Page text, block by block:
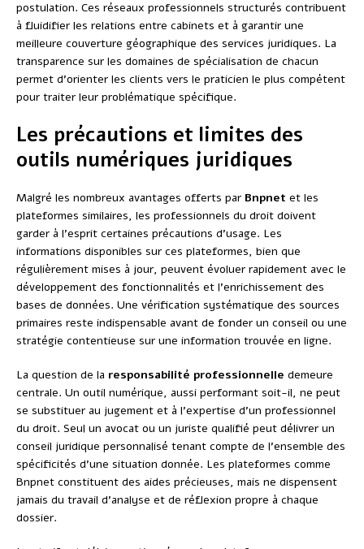
postulation. Ces réseaux professionnels structurés contribuent
à fluidifier les relations entre cabinets et à garantir une
meilleure couverture géographique des services juridiques. La
transparence sur les domaines de spécialisation de chacun
permet d’orienter les clients vers le praticien le plus compétent
pour traiter leur problématique spécifique.
Les précautions et limites des
outils numériques juridiques
Malgré les nombreux avantages offerts par Bnpnet et les
plateformes similaires, les professionnels du droit doivent
garder à l’esprit certaines précautions d’usage. Les
informations disponibles sur ces plateformes, bien que
régulièrement mises à jour, peuvent évoluer rapidement avec le
développement des fonctionnalités et l’enrichissement des
bases de données. Une vérification systématique des sources
primaires reste indispensable avant de fonder un conseil ou une
stratégie contentieuse sur une information trouvée en ligne.
La question de la responsabilité professionnelle demeure
centrale. Un outil numérique, aussi performant soit-il, ne peut
se substituer au jugement et à l’expertise d’un professionnel
du droit. Seul un avocat ou un juriste qualifié peut délivrer un
conseil juridique personnalisé tenant compte de l’ensemble des
spécificités d’une situation donnée. Les plateformes comme
Bnpnet constituent des aides précieuses, mais ne dispensent
jamais du travail d’analyse et de réflexion propre à chaque
dossier.